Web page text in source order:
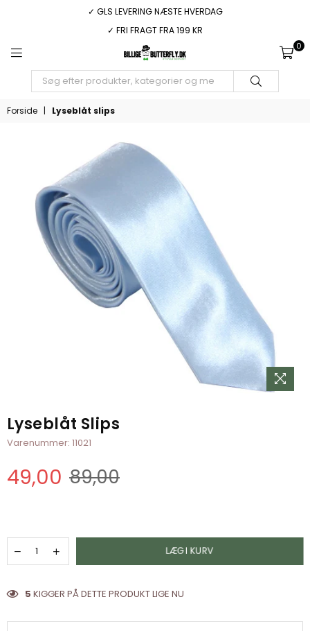
✓ GLS LEVERING NÆSTE HVERDAG
✓ FRI FRAGT FRA 199 KR
BILLIGEBUTTERFLY.DK
0
Forside | Lyseblåt slips
Lyseblåt Slips
Varenummer: 11021
Normal
49,00 89,00
LÆG I KURV
5 KIGGER PÅ DETTE PRODUKT LIGE NU